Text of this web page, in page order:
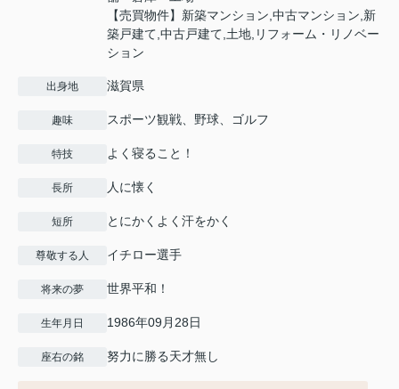
【売買物件】新築マンション,中古マンション,新
築戸建て,中古戸建て,土地,リフォーム・リノベー
ション
出身地 滋賀県
趣味 スポーツ観戦、野球、ゴルフ
特技 よく寝ること！
長所 人に懐く
短所 とにかくよく汗をかく
尊敬する人 イチロー選手
将来の夢 世界平和！
生年月日 1986年09月28日
座右の銘 努力に勝る天才無し